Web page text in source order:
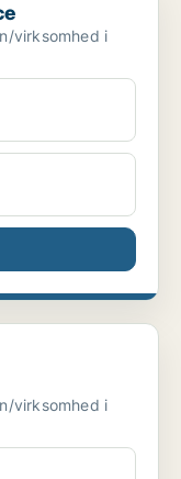
virksomhed i
virksomhed i